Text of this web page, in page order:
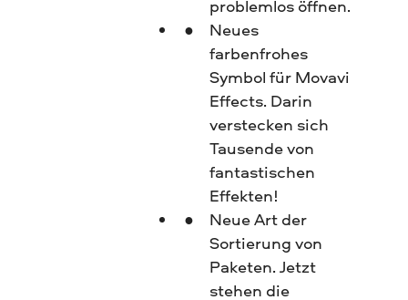
problemlos öffnen.
Neues
farbenfrohes
Symbol für Movavi
Effects. Darin
verstecken sich
Tausende von
fantastischen
Effekten!
Neue Art der
Sortierung von
Paketen. Jetzt
stehen die